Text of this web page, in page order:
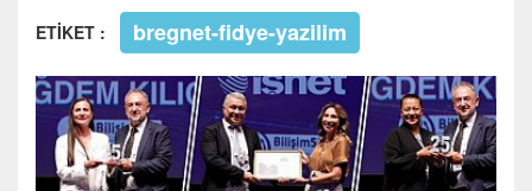
ETİKET : bregnet-fidye-yazilim